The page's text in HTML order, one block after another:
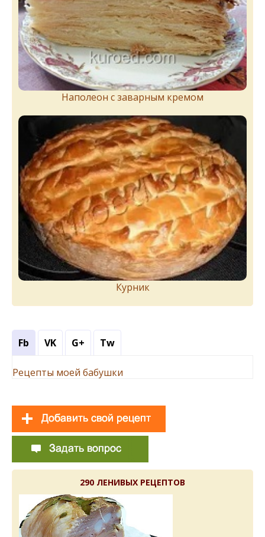
Наполеон с заварным кремом
Курник
Fb VK G+ Tw
Рецепты моей бабушки
290 ЛЕНИВЫХ РЕЦЕПТОВ